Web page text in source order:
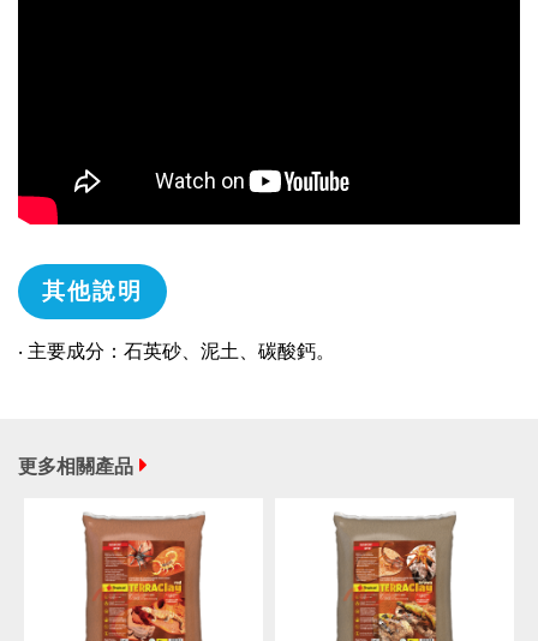
其他說明
‧ 主要成分：石英砂、泥土、碳酸鈣。
更多相關產品